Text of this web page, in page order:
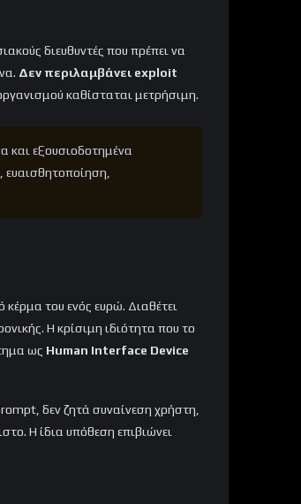
διευθυντές που πρέπει να
Δεν περιλαμβάνει exploit
καθίσταται μετρήσιμη.
και εξουσιοδοτημένα
του ενός ευρώ. Διαθέτει
Η κρίσιμη ιδιότητα που το
ως Human Interface Device
δεν ζητά συναίνεση χρήστη,
Η ίδια υπόθεση επιβιώνει